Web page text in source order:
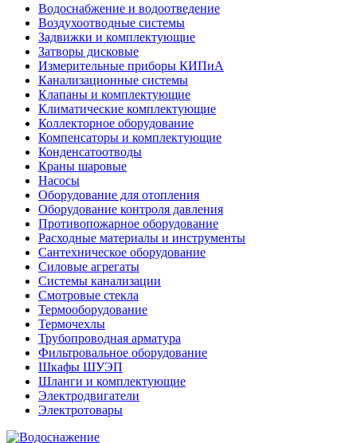
Водоснабжение и водоотведение
Воздухоотводные системы
Задвижки и комплектующие
Затворы дисковые
Измерительные приборы КИПиА
Канализационные системы
Клапаны и комплектующие
Климатические комплектующие
Коллекторное оборудование
Компенсаторы и комплектующие
Конденсатоотводы
Краны шаровые
Насосы
Оборудование для отопления
Оборудование контроля давления
Противопожарное оборудование
Расходные материалы и инструменты
Сантехническое оборудование
Силовые агрегаты
Системы канализации
Смотровые стекла
Термооборудование
Термочехлы
Трубопроводная арматура
Фильтровальное оборудование
Шкафы ШУЭП
Шланги и комплектующие
Электродвигатели
Электротовары